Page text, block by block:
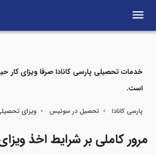
menu
مواردی که در این مطلب می‌خوانید
شرایط اخذ ویزای تحصیلی سوئیس
خدمات تحصیلی پارسی کانادا صرفا ویزای کار
است.
پارسی کانادا تحصیل در سوئیس ویزای
مرور کاملی بر شرایط اخذ